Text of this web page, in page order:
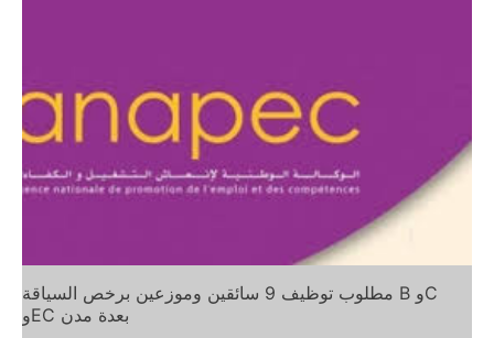
مطلوب توظيف 9 سائقين وموزعين برخص السياقة B وC
وEC بعدة مدن